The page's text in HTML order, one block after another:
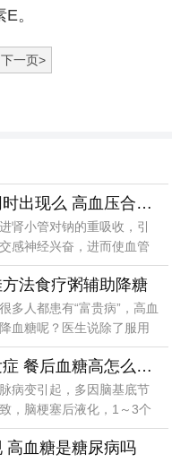
。
下一页>
高血压高血糖会同时出现么 高血压合并糖尿病危险的二重奏
肾小管对钠的重吸收，引
感神经兴奋，进而使血管
法食疗粥辅助降糖
多人都患有“富贵病”，高血
血糖呢？医生说除了服用
高血糖的两种并发症 餐后血糖高怎么调理
病变引起，多因脑基底节
，脑梗塞后液化，1～3个
高血糖是糖尿病吗